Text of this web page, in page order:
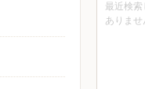
最近検
ありませ